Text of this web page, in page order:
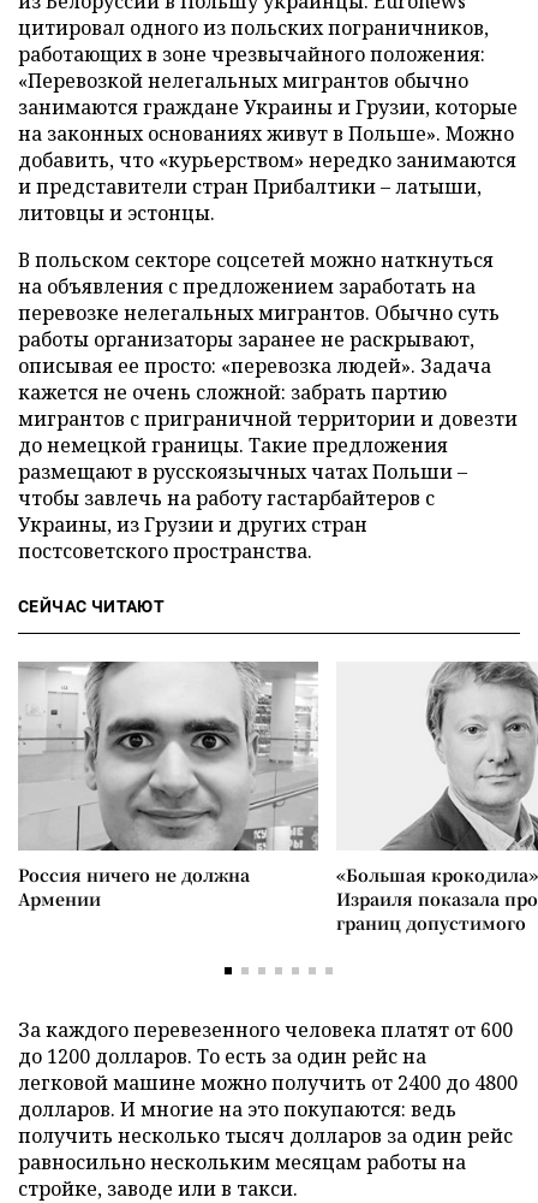
цитировал одного из польских пограничников,
работающих в зоне чрезвычайного положения:
«Перевозкой нелегальных мигрантов обычно
занимаются граждане Украины и Грузии, которые
на законных основаниях живут в Польше». Можно
добавить, что «курьерством» нередко занимаются
и представители стран Прибалтики – латыши,
литовцы и эстонцы.
В польском секторе соцсетей можно наткнуться
на объявления с предложением заработать на
перевозке нелегальных мигрантов. Обычно суть
работы организаторы заранее не раскрывают,
описывая ее просто: «перевозка людей». Задача
кажется не очень сложной: забрать партию
мигрантов с приграничной территории и довезти
до немецкой границы. Такие предложения
размещают в русскоязычных чатах Польши –
чтобы завлечь на работу гастарбайтеров с
Украины, из Грузии и других стран
постсоветского пространства.
СЕЙЧАС ЧИТАЮТ
Россия ничего не должна
Армении
«Большая
Израиля показала
границ допустимого
За каждого перевезенного человека платят от 600
до 1200 долларов. То есть за один рейс на
легковой машине можно получить от 2400 до 4800
долларов. И многие на это покупаются: ведь
получить несколько тысяч долларов за один рейс
равносильно нескольким месяцам работы на
стройке, заводе или в такси.